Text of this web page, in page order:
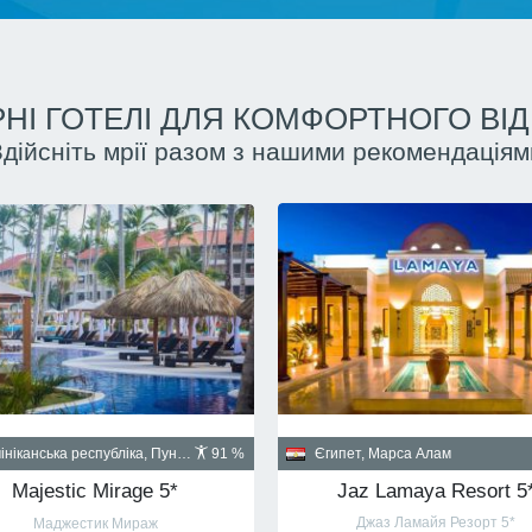
ГОТЕЛІ ДЛЯ КОМФОРТНОГО
мрії разом з нашими
90 %
Шарм-эль-Шейх
Montazah Ras Nasrani Bay
Куба, Гавана
Santa Isabel 5*